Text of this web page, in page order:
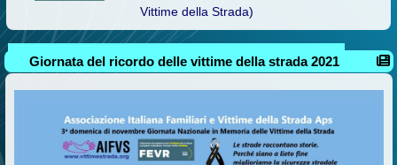
Vittime della Strada)
Giornata del ricordo delle vittime della strada 2021